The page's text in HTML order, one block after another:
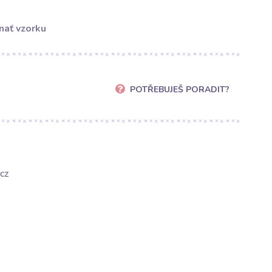
vzorku
POTŘEBUJEŠ PORADIT?